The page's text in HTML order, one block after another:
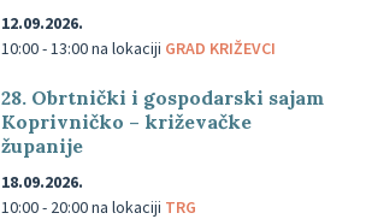
12.09.2026.
10:00 - 13:00na lokaciji GRAD KRIŽEVCI
28. Obrtnički i gospodarski sajam
Koprivničko – križevačke
županije
18.09.2026.
10:00 - 20:00na lokaciji TRG